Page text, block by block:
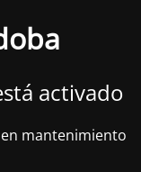
activado
mantenimiento